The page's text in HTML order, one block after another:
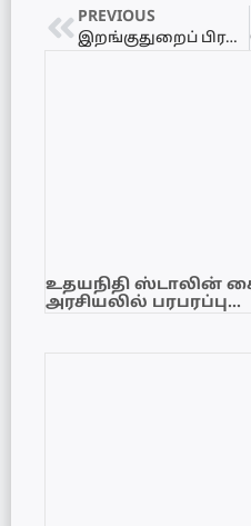
PREVIOUS
இறங்குதுறைப் பிரச்சினைக்குத் தீர்வுகோரி மீனவர்கள் போராட்டம்.!
உதயநிதி ஸ்டாலின்
அரசியலில் பரபரப்பு…